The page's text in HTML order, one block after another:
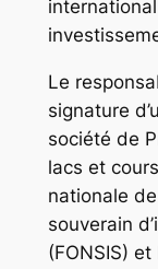
Le
signature
société de
lacs et
nationale
souverain
(FONSIS)